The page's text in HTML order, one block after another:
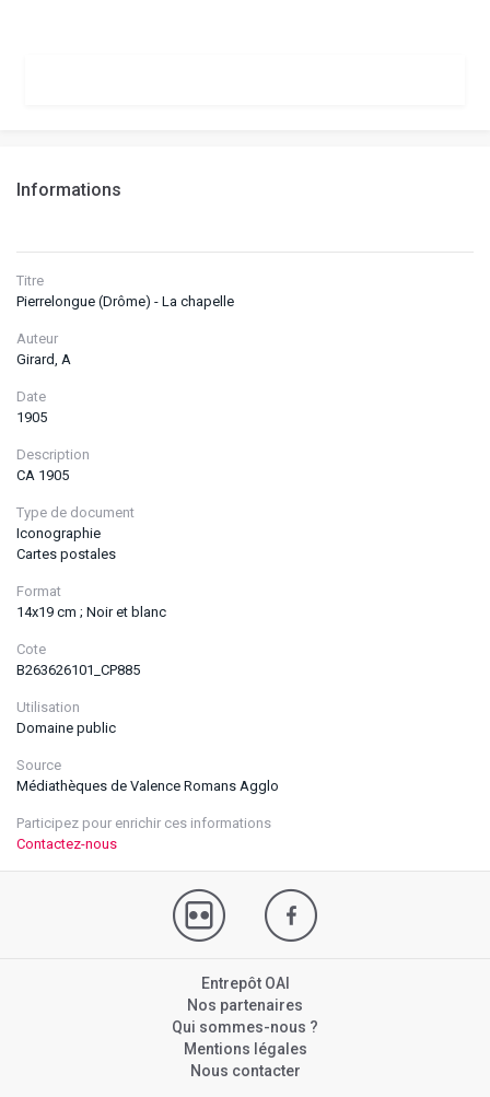
Informations
Titre
Pierrelongue (Drôme) - La chapelle
Auteur
Girard, A
Date
1905
Description
CA 1905
Type de document
Iconographie
Cartes postales
Format
14x19 cm ; Noir et blanc
Cote
B263626101_CP885
Utilisation
Domaine public
Source
Médiathèques de Valence Romans Agglo
Participez pour enrichir ces informations
Contactez-nous
Entrepôt OAI
Nos partenaires
Qui sommes-nous ?
Mentions légales
Nous contacter